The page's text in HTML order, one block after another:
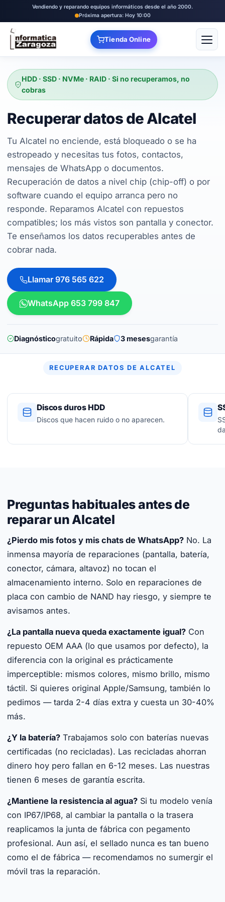
Vendiendo y reparando equipos informáticos desde el año 2000.
Próxima apertura: Hoy 10:00
Tienda Online Abrir
HDD · SSD · NVMe · RAID · Si no recuperamos, no
cobras
Recuperar datos de Alcatel
Tu Alcatel no enciende, está bloqueado o se ha
estropeado y necesitas tus fotos, contactos,
mensajes de WhatsApp o documentos.
Recuperación de datos a nivel chip (chip-off) o por
software cuando el equipo arranca pero no
responde. Reparamos Alcatel con repuestos
compatibles; los más vistos son pantalla y conector.
Te enseñamos los datos recuperables antes de
cobrar nada.
Llamar 976 565 622
WhatsApp 653 799 847
Diagnósticogratuito Rápida 3 mesesgarantía
RECUPERAR DATOS DE ALCATEL
Discos duros HDD
Discos que hacen ruido o no aparecen.
Preguntas habituales antes de
reparar un Alcatel
¿Pierdo mis fotos y mis chats de WhatsApp? No. La
inmensa mayoría de reparaciones (pantalla, batería,
conector, cámara, altavoz) no tocan el
almacenamiento interno. Solo en reparaciones de
placa con cambio de NAND hay riesgo, y siempre te
avisamos antes.
¿La pantalla nueva queda exactamente igual? Con
repuesto OEM AAA (lo que usamos por defecto), la
diferencia con la original es prácticamente
imperceptible: mismos colores, mismo brillo, mismo
táctil. Si quieres original Apple/Samsung, también lo
pedimos — tarda 2-4 días extra y cuesta un 30-40%
más.
¿Y la batería? Trabajamos solo con baterías nuevas
certificadas (no recicladas). Las recicladas ahorran
dinero hoy pero fallan en 6-12 meses. Las nuestras
tienen 6 meses de garantía escrita.
¿Mantiene la resistencia al agua? Si tu modelo venía
con IP67/IP68, al cambiar la pantalla o la trasera
reaplicamos la junta de fábrica con pegamento
profesional. Aun así, el sellado nunca es tan bueno
como el de fábrica — recomendamos no sumergir el
móvil tras la reparación.